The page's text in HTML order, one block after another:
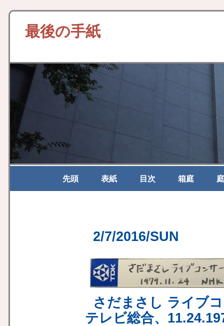
最後の手紙
先頭 表紙 目次 箱庭
2/7/2016/SUN
さだまさし ライブ
テレビ総合、